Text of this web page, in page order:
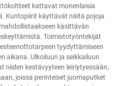
kattavat monenlaisia
Kuntopiirit käyttävät näitä pojoja
käsittävän
Toimistotyöntekijät
tyydyttämiseen
aikana. Ulkoiluun ja seikkailuun
niiden kestävyyteen leiriytyessään,
joissa perinteiset juomaputket